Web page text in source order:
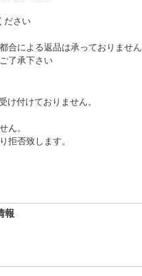
ださい
合による返品は承っておりません
了承下さい
け付けておりません。
ん。
拒否致します。
報